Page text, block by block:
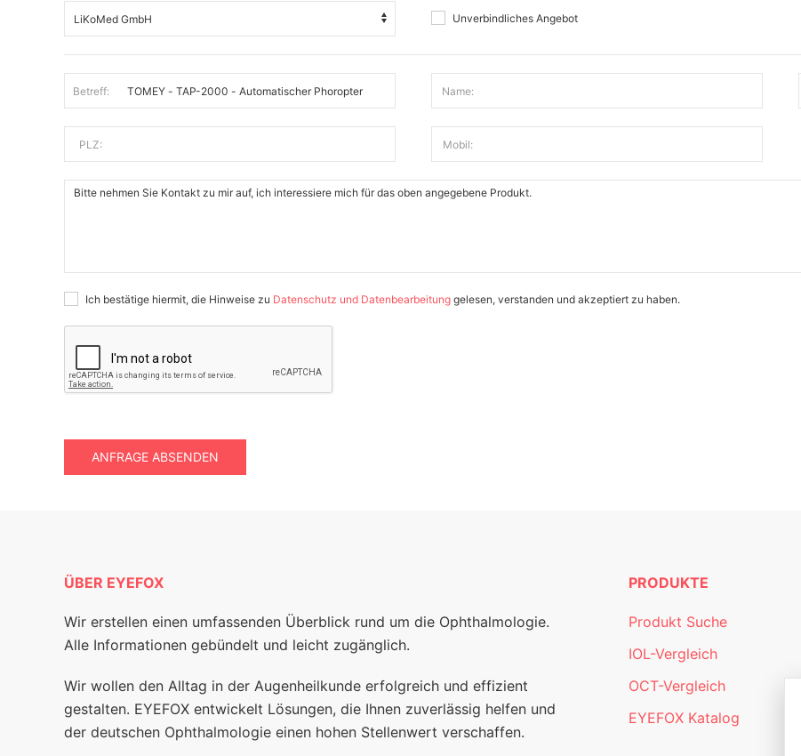
Unverbindliches Angebot
Betreff: Name:
PLZ: Mobil:
Ich bestätige hiermit, die Hinweise zu Datenschutz und Datenbearbeitung gelesen, verstanden und akzeptiert zu haben.
ANFRAGE ABSENDEN
ÜBER EYEFOX
Wir erstellen einen umfassenden Überblick rund um die Ophthalmologie.
Alle Informationen gebündelt und leicht zugänglich.
Wir wollen den Alltag in der Augenheilkunde erfolgreich und effizient
gestalten. EYEFOX entwickelt Lösungen, die Ihnen zuverlässig helfen und
der deutschen Ophthalmologie einen hohen Stellenwert verschaffen.
PRODUKTE
Produkt Suche
IOL-Vergleich
OCT-Vergleich
EYEFOX Katalog